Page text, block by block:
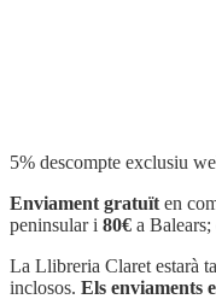
5% descompte exclusiu
Enviament gratuït en
peninsular i 80€ a
La Llibreria Claret estarà
inclosos. Els enviaments